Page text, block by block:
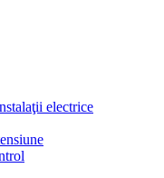
electrice